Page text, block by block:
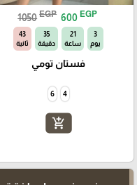
1050 EGP 600 EGP
3
يوم
21
ساعة
35
دقيقة
42
ثانية
فستان تومي
4
6
add_shopping_cart